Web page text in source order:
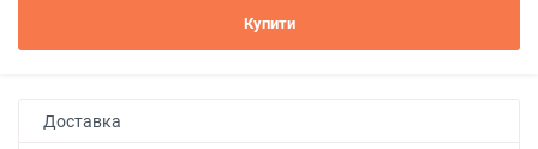
Купити
Доставка